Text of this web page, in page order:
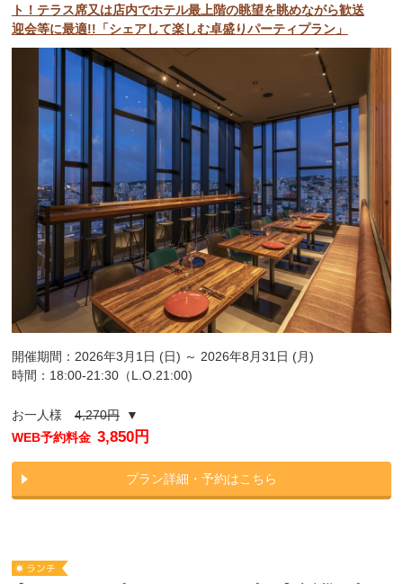
ト！テラス席又は店内でホテル最上階の眺望を眺めながら歓送
迎会等に最適!!「シェアして楽しむ卓盛りパーティプラン」
開催期間：2026年3月1日 (日) ～ 2026年8月31日 (月)
時間：18:00-21:30（L.O.21:00)
お一人様4,270円▼
WEB予約料金 3,850円
プラン詳細・予約はこちら